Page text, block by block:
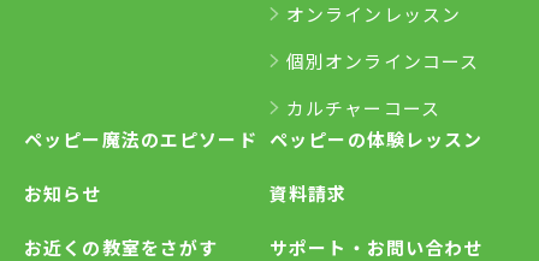
オンラインレッスン
個別オンラインコース
カルチャーコース
ペッピー魔法のエピソード
お知らせ
お近くの教室をさがす
ペッピーの体験レッスン
資料請求
サポート・お問い合わせ